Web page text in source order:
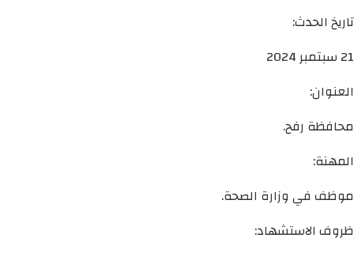
تاريخ الحدث:
21 سبتمبر 2024
العنوان:
محافظة رفح.
المهنة:
موظف في وزارة الصحة.
ظروف الاستشهاد: